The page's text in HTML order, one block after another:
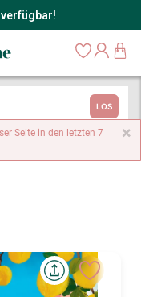
LOS
×
Seite in den letzten 7